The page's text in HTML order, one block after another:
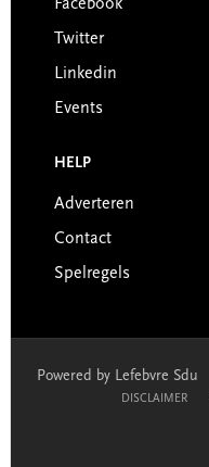
Facebook
Twitter
Linkedin
Events
HELP
Adverteren
Contact
Spelregels
Powered by Lefebvre Sdu
DISCLAIMER